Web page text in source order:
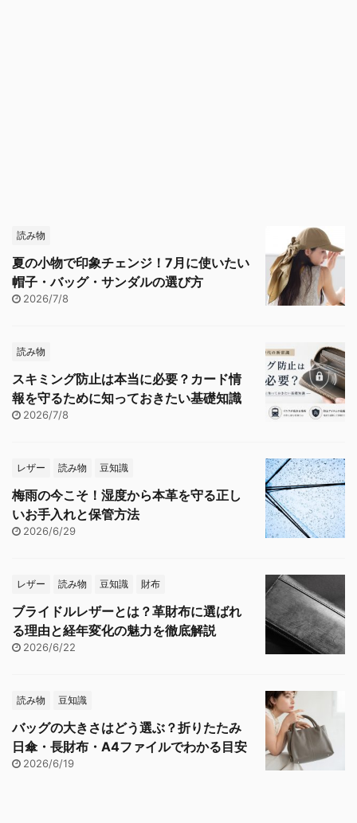
読み物
夏の小物で印象チェンジ！7月に使いたい
帽子・バッグ・サンダルの選び方
2026/7/8
読み物
スキミング防止は本当に必要？カード情
報を守るために知っておきたい基礎知識
2026/7/8
レザー 読み物 豆知識
梅雨の今こそ！湿度から本革を守る正し
いお手入れと保管方法
2026/6/29
レザー 読み物 豆知識 財布
ブライドルレザーとは？革財布に選ばれ
る理由と経年変化の魅力を徹底解説
2026/6/22
読み物 豆知識
バッグの大きさはどう選ぶ？折りたたみ
日傘・長財布・A4ファイルでわかる目安
2026/6/19